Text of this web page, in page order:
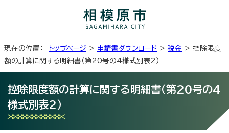
現在の位置： トップページ > 申請書ダウンロード > 税金 > 控除限度
額の計算に関する明細書（第20号の4様式別表2）
控除限度額の計算に関する明細書（第20号の4
様式別表2）